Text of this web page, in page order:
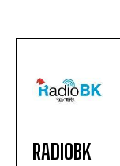
RADIOBK